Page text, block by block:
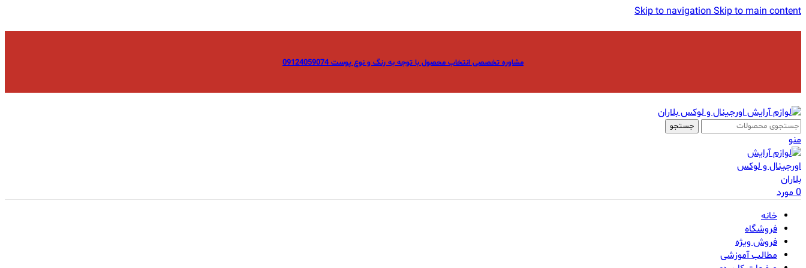
Skip to navigationSkip to main content
مشاوره تخصصی انتخاب محصول با توجه به رنگ و نوع پوست 09124059074
جستجو
منو
0مورد
خانه
فروشگاه
فروش ویژه
مطالب آموزشی